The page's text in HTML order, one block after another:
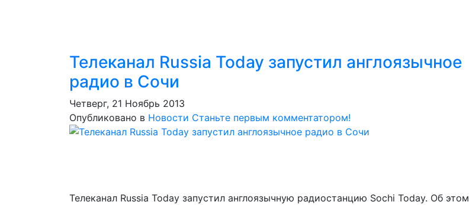
Телеканал Russia Today запустил англоязычное
радио в Сочи
Четверг, 21 Ноябрь 2013
Опубликовано в Новости Станьте первым комментатором!
Телеканал Russia Today запустил англоязычную радиостанцию Sochi Today. Об этом